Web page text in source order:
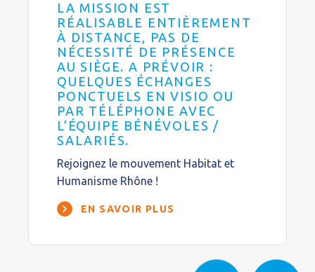
LA MISSION EST
RÉALISABLE ENTIÈREMENT
À DISTANCE, PAS DE
NÉCESSITÉ DE PRÉSENCE
AU SIÈGE. A PRÉVOIR :
QUELQUES ÉCHANGES
PONCTUELS EN VISIO OU
PAR TÉLÉPHONE AVEC
L’ÉQUIPE BÉNÉVOLES /
SALARIÉS.
Rejoignez le mouvement Habitat et
Humanisme Rhône !
EN SAVOIR PLUS